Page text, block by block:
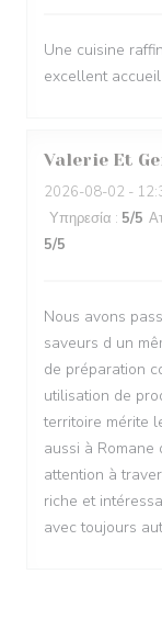
Une cuisine
excellent
Valerie Et
2026-08-02 -
Υπηρεσία : 5/5
5/5
Nous avons
saveurs d un
de préparation
utilisation de
territoire mérite
aussi à
attention à
riche et
avec toujours